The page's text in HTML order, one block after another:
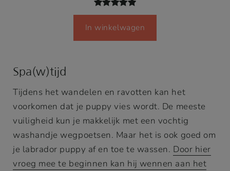
Gewaardeer
d5.00op
5
4
en
In winkelwagen
Spa(w)tijd
Tijdens het wandelen en ravotten kan het
voorkomen dat je puppy vies wordt. De meeste
vuiligheid kun je makkelijk met een vochtig
washandje wegpoetsen. Maar het is ook goed om
je labrador puppy af en toe te wassen. Door hier
vroeg mee te beginnen kan hij wennen aan het